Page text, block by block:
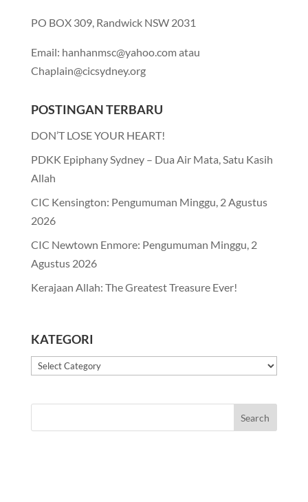
PO BOX 309, Randwick NSW 2031
Email: hanhanmsc@yahoo.com atau
Chaplain@cicsydney.org
POSTINGAN TERBARU
DON’T LOSE YOUR HEART!
PDKK Epiphany Sydney – Dua Air Mata, Satu Kasih
Allah
CIC Kensington: Pengumuman Minggu, 2 Agustus
2026
CIC Newtown Enmore: Pengumuman Minggu, 2
Agustus 2026
Kerajaan Allah: The Greatest Treasure Ever!
KATEGORI
Kategori